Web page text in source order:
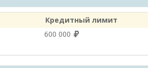
Кредитный лимит
600 000